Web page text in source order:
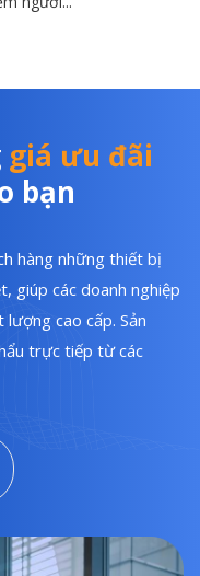
giá ưu đãi
bạn
hàng những thiết bị
giúp các doanh nghiệp
cao cấp. Sản
trực tiếp từ các